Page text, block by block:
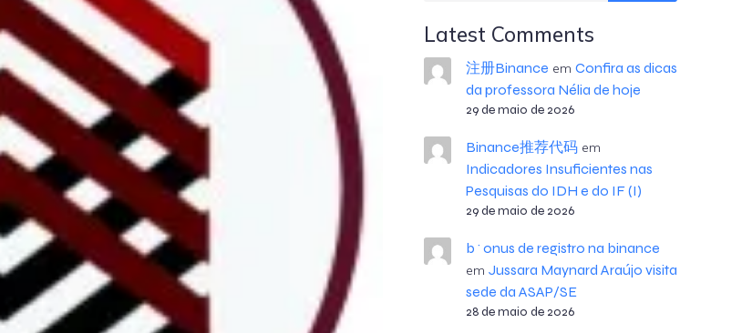
Latest Comments
注册Binance em Confira as dicas
da professora Nélia de hoje
29 de maio de 2026
Binance推荐代码em
Indicadores Insuficientes nas
Pesquisas do IDH e do IF (I)
29 de maio de 2026
b^onus de registro na binance
em Jussara Maynard Araújo visita
sede da ASAP/SE
28 de maio de 2026